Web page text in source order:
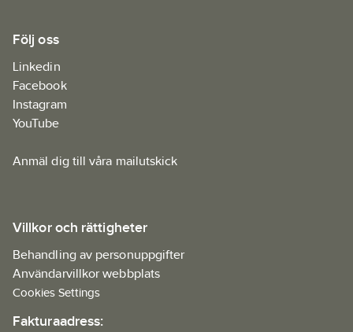
Följ oss
Linkedin
Facebook
Instagram
YouTube
Anmäl dig till våra mailutskick
Villkor och rättigheter
Behandling av personuppgifter
Användarvillkor webbplats
Cookies Settings
Fakturaadress: